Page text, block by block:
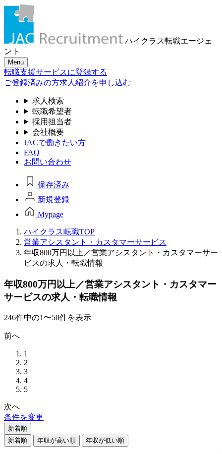
ハイクラス転職エージェ
ント
Menu
転職支援サービスに登録する
ご登録済みの方求人紹介を申し込む
求人検索
転職希望者
採用担当者
会社概要
JACで働きたい方
FAQ
お問い合わせ
保存済み
新規登録
Mypage
ハイクラス転職TOP
営業アシスタント・カスタマーサービス
年収800万円以上／営業アシスタント・カスタマーサー
ビスの求人・転職情報
年収800万円以上／営業アシスタント・カスタマー
サービスの求人・転職情報
246件中の1〜50件を表示
前へ
1
2
3
4
5
次へ
条件を変更
新着順
新着順
年収が高い順 年収が低い順